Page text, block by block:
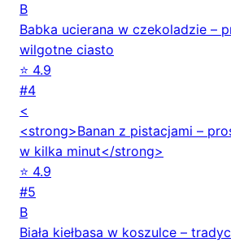
B
Babka ucierana w czekoladzie –
wilgotne ciasto
⭐ 4.9
#4
<
<strong>Banan z pistacjami –
w kilka minut</strong>
⭐ 4.9
#5
B
Biała kiełbasa w koszulce –